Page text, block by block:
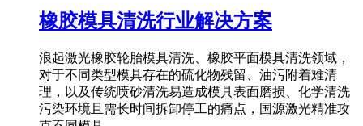
橡胶模具清洗行业解决方案
浪起激光橡胶轮胎模具清洗、橡胶平面模具清洗领域，
对于不同类型模具存在的硫化物残留、油污附着难清
理，以及传统喷砂清洗易造成模具表面磨损、化学清洗
污染环境且需长时间拆卸停工的痛点，国源激光精准攻